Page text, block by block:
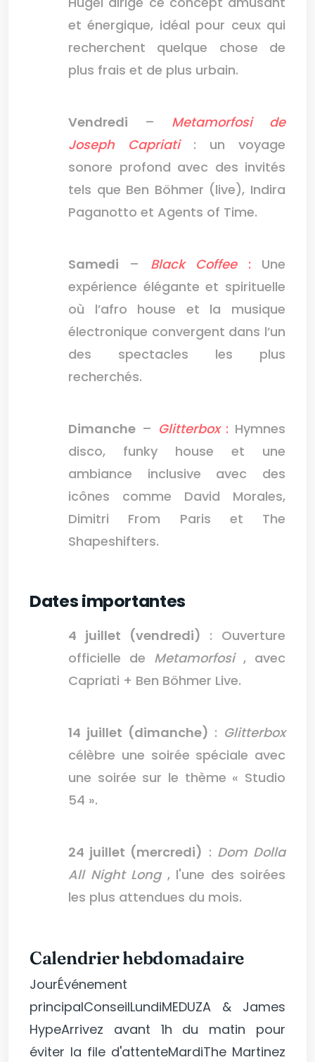
et énergique, idéal pour ceux qui
recherchent quelque chose de
plus frais et de plus urbain.
Vendredi – Metamorfosi de
Joseph Capriati: un voyage
sonore profond avec des invités
tels que Ben Böhmer (live), Indira
Paganotto et Agents of Time.
Samedi – Black Coffee: Une
expérience élégante et spirituelle
où l’afro house et la musique
électronique convergent dans l’un
des spectacles les plus
recherchés.
Dimanche – Glitterbox: Hymnes
disco, funky house et une
ambiance inclusive avec des
icônes comme David Morales,
Dimitri From Paris et The
Shapeshifters.
Dates importantes
4 juillet (vendredi) : Ouverture
officielle de Metamorfosi, avec
Capriati + Ben Böhmer Live.
14 juillet (dimanche) : Glitterbox
célèbre une soirée spéciale avec
une soirée sur le thème « Studio
54 ».
24 juillet (mercredi) : Dom Dolla
All Night Long, l'une des soirées
les plus attendues du mois.
Calendrier hebdomadaire
JourÉvénement
principalConseilLundiMEDUZA & James
HypeArrivez avant 1h du matin pour
éviter la file d'attenteMardiThe Martinez